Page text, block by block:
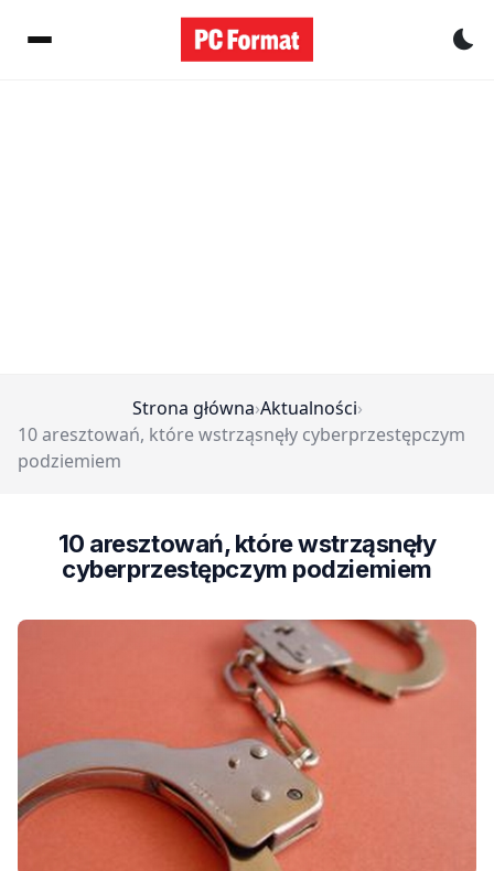
Strona główna›Aktualności›
10 aresztowań, które wstrząsnęły cyberprzestępczym
podziemiem
10 aresztowań, które wstrząsnęły
cyberprzestępczym podziemiem